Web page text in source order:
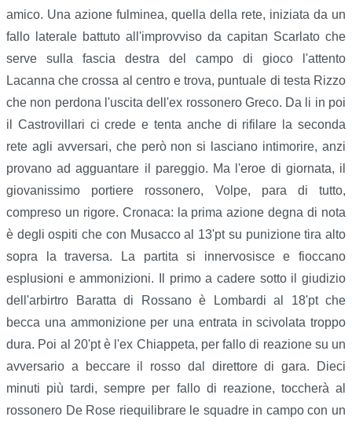
amico. Una azione fulminea, quella della rete, iniziata da un
fallo laterale battuto all'improvviso da capitan Scarlato che
serve sulla fascia destra del campo di gioco l'attento
Lacanna che crossa al centro e trova, puntuale di testa Rizzo
che non perdona l'uscita dell'ex rossonero Greco. Da li in poi
il Castrovillari ci crede e tenta anche di rifilare la seconda
rete agli avversari, che però non si lasciano intimorire, anzi
provano ad agguantare il pareggio. Ma l'eroe di giornata, il
giovanissimo portiere rossonero, Volpe, para di tutto,
compreso un rigore. Cronaca: la prima azione degna di nota
è degli ospiti che con Musacco al 13'pt su punizione tira alto
sopra la traversa. La partita si innervosisce e fioccano
esplusioni e ammonizioni. Il primo a cadere sotto il giudizio
dell'arbirtro Baratta di Rossano è Lombardi al 18'pt che
becca una ammonizione per una entrata in scivolata troppo
dura. Poi al 20'pt è l'ex Chiappeta, per fallo di reazione su un
avversario a beccare il rosso dal direttore di gara. Dieci
minuti più tardi, sempre per fallo di reazione, toccherà al
rossonero De Rose riequilibrare le squadre in campo con un